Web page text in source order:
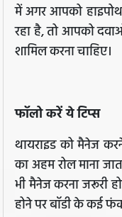
में अगर आपको
रहा है, तो आपको
शामिल करना चाहिए।
फॉलो करें ये टिप्स
थायराइड को मैनेज
का अहम रोल माना
भी मैनेज करना जरूरी
होने पर बॉडी के कई